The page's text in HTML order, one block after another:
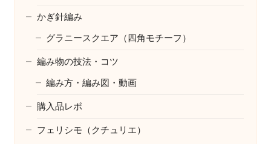
かぎ針編み
グラニースクエア（四角モチーフ）
編み物の技法・コツ
編み方・編み図・動画
購入品レポ
フェリシモ（クチュリエ）